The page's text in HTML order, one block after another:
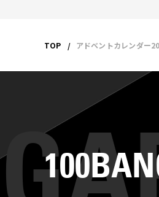
TOP アドベントカレンダー